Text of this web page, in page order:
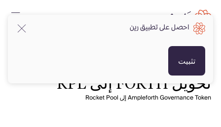
تحويل FORTH إلى RPL
Ampleforth Governance Token إلى Rocket Pool
احصل على تطبيق رين
تثبيت